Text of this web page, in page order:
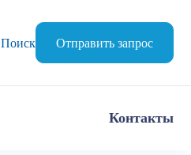
Поиск Отправить запрос
Контакты